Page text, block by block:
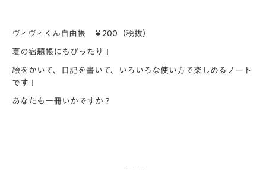
ヴィヴィくん自由帳 ￥200（税抜）
夏の宿題帳にもぴったり！
絵をかいて、日記を書いて、いろいろな使い方で楽しめるノート
です！
あなたも一冊いかですか？